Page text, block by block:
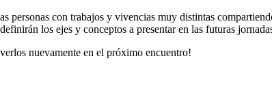
personas con trabajos y vivencias muy distintas
los ejes y conceptos a presentar en las futuras
nuevamente en el próximo encuentro!